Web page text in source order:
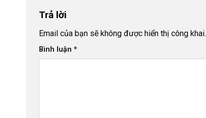
Trả lời
Email của bạn sẽ không được hiển thị công khai.
Bình luận *